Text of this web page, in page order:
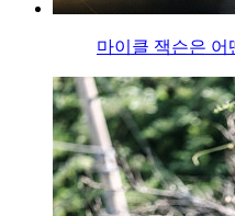
마이클 잭슨은 어